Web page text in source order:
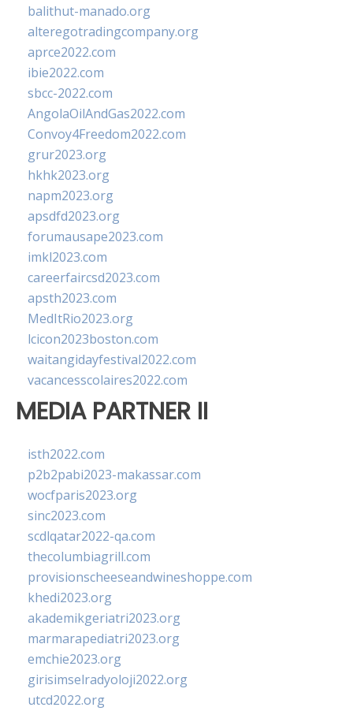
balithut-manado.org
alteregotradingcompany.org
aprce2022.com
ibie2022.com
sbcc-2022.com
AngolaOilAndGas2022.com
Convoy4Freedom2022.com
grur2023.org
hkhk2023.org
napm2023.org
apsdfd2023.org
forumausape2023.com
imkl2023.com
careerfaircsd2023.com
apsth2023.com
MedItRio2023.org
lcicon2023boston.com
waitangidayfestival2022.com
vacancesscolaires2022.com
MEDIA PARTNER II
isth2022.com
p2b2pabi2023-makassar.com
wocfparis2023.org
sinc2023.com
scdlqatar2022-qa.com
thecolumbiagrill.com
provisionscheeseandwineshoppe.com
khedi2023.org
akademikgeriatri2023.org
marmarapediatri2023.org
emchie2023.org
girisimselradyoloji2022.org
utcd2022.org